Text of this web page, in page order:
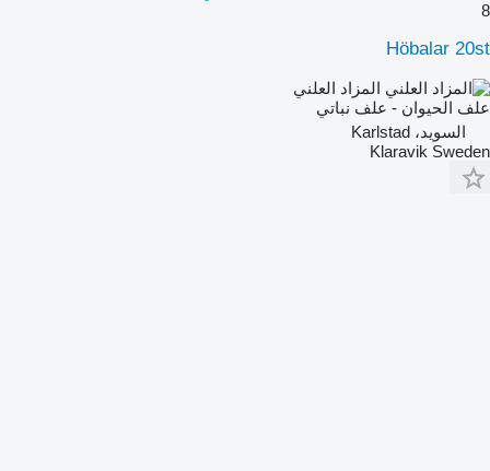
8
Höbalar 20st
المزاد العلني
علف الحيوان - علف نباتي
السويد، Karlstad
Klaravik Sweden